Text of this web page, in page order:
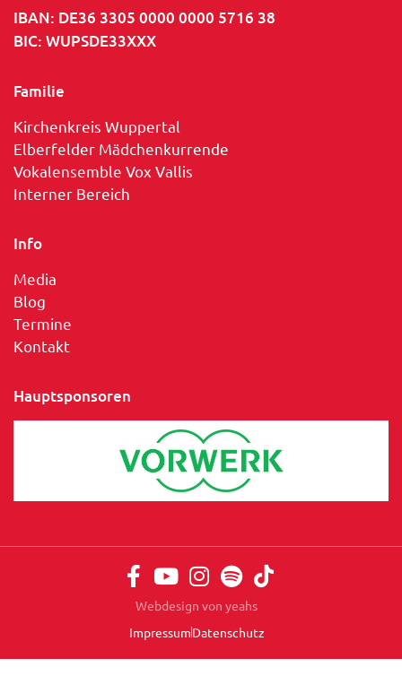
IBAN: DE36 3305 0000 0000 5716 38
BIC: WUPSDE33XXX
Familie
Kirchenkreis Wuppertal
Elberfelder Mädchenkurrende
Vokalensemble Vox Vallis
Interner Bereich
Info
Media
Blog
Termine
Kontakt
Hauptsponsoren
Webdesign von yeahs
ImpressumDatenschutz